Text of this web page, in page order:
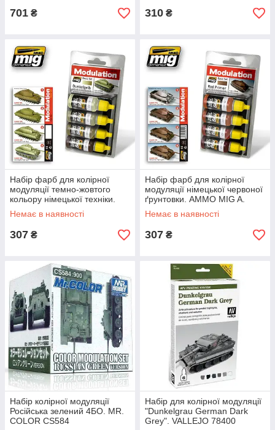
701 ₴ 310 ₴
Набір фарб для колірної
модуляції темно-жовтого
кольору німецької техніки.
AMMO MIG A. MIG-7000
Немає в наявності
307 ₴
Набір фарб для колірної
модуляції німецької червоної
ґрунтовки. AMMO MIG A.
MIG-7002
Немає в наявності
307 ₴
Набір колірної модуляції
Російська зелений 4БО. MR.
COLOR CS584
Набір для колірної модуляції
"Dunkelgrau German Dark
Grey". VALLEJO 78400